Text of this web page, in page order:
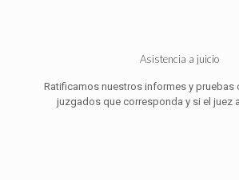
Asistencia a juicio
Ratificamos nuestros informes y pruebas
juzgados que corresponda y si el juez